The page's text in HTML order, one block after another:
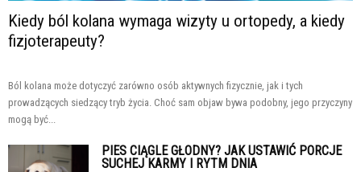
Kiedy ból kolana wymaga wizyty u ortopedy, a kiedy
fizjoterapeuty?
Ból kolana może dotyczyć zarówno osób aktywnych fizycznie, jak i tych
prowadzących siedzący tryb życia. Choć sam objaw bywa podobny, jego przyczyny
mogą być...
PIES CIĄGLE GŁODNY? JAK USTAWIĆ PORCJE
SUCHEJ KARMY I RYTM DNIA